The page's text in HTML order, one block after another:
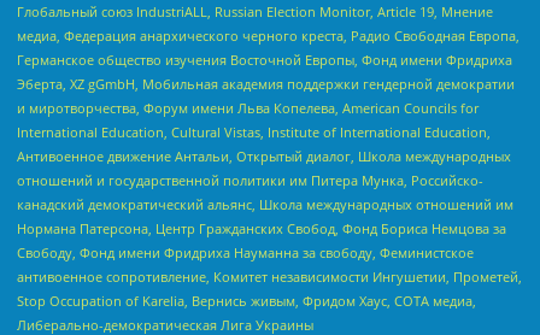
Глобальный союз IndustriALL, Russian Election Monitor, Article 19, Мнение
медиа, Федерация анархического черного креста, Радио Свободная Европа,
Германское общество изучения Восточной Европы, Фонд имени Фридриха
Эберта, XZ gGmbH, Мобильная академия поддержки гендерной демократии
и миротворчества, Форум имени Льва Копелева, American Councils for
International Education, Cultural Vistas, Institute of International Education,
Антивоенное движение Антальи, Открытый диалог, Школа международных
отношений и государственной политики им Питера Мунка, Российско-
канадский демократический альянс, Школа международных отношений им
Нормана Патерсона, Центр Гражданских Свобод, Фонд Бориса Немцова за
Свободу, Фонд имени Фридриха Науманна за свободу, Феминистское
антивоенное сопротивление, Комитет независимости Ингушетии, Прометей,
Stop Occupation of Karelia, Вернись живым, Фридом Хаус, СОТА медиа,
Либерально-демократическая Лига Украины